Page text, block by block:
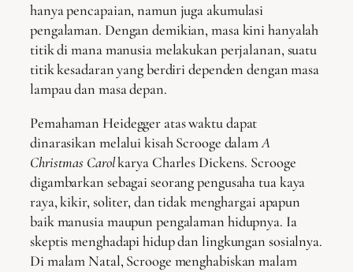
hanya pencapaian, namun juga akumulasi
pengalaman. Dengan demikian, masa kini hanyalah
titik di mana manusia melakukan perjalanan, suatu
titik kesadaran yang berdiri dependen dengan masa
lampau dan masa depan.
Pemahaman Heidegger atas waktu dapat
dinarasikan melalui kisah Scrooge dalamA
Christmas Carolkarya Charles Dickens. Scrooge
digambarkan sebagai seorang pengusaha tua kaya
raya, kikir, soliter, dan tidak menghargai apapun
baik manusia maupun pengalaman hidupnya. Ia
skeptis menghadapi hidup dan lingkungan sosialnya.
Di malam Natal, Scrooge menghabiskan malam